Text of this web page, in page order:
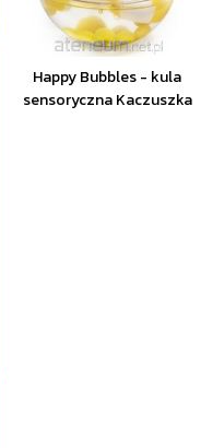
Happy Bubbles - kula
sensoryczna Kaczuszka